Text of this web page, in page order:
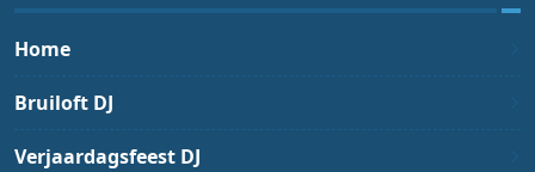
Home
Bruiloft DJ
Verjaardagsfeest DJ